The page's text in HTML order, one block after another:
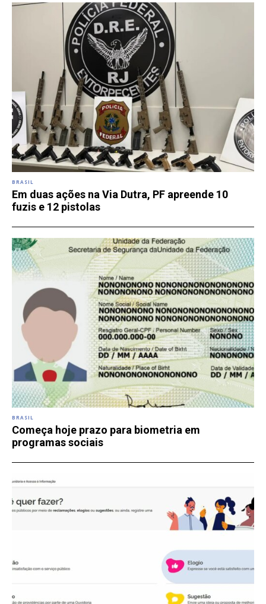
BRASIL
Em duas ações na Via Dutra, PF apreende 10
fuzis e 12 pistolas
BRASIL
Começa hoje prazo para biometria em
programas sociais